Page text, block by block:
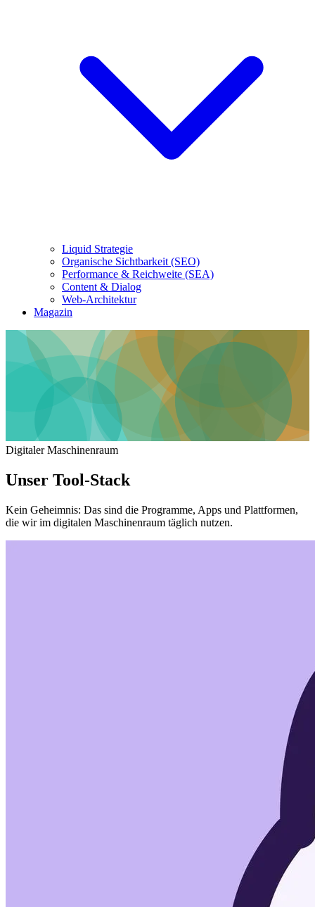
Liquid Strategie
Organische Sichtbarkeit (SEO)
Performance & Reichweite (SEA)
Content & Dialog
Web-Architektur
Magazin
Digitaler Maschinenraum
Unser Tool-Stack
Kein Geheimnis: Das sind die Programme, Apps und Plattformen,
die wir im digitalen Maschinenraum täglich nutzen.